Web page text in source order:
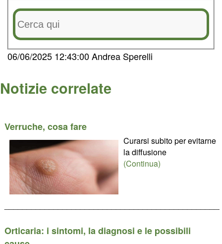
06/06/2025 12:43:00 Andrea Sperelli
Notizie correlate
Verruche, cosa fare
Curarsi subito per evitarne
la diffusione
(Continua)
Orticaria: i sintomi, la diagnosi e le possibili